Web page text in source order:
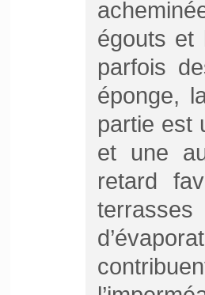
égouts et
parfois
éponge,
partie est
et une
retard